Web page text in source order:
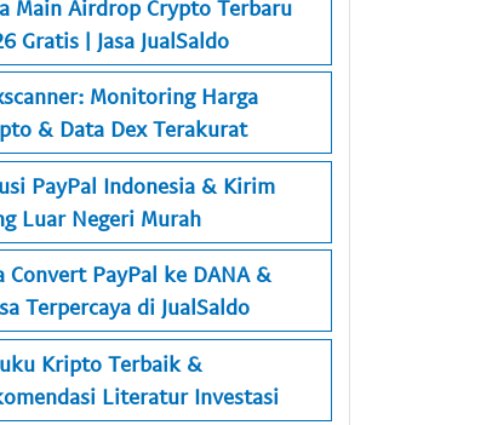
Main Airdrop Crypto Terbaru
Gratis | Jasa JualSaldo
Monitoring Harga
& Data Dex Terakurat
PayPal Indonesia & Kirim
Luar Negeri Murah
Convert PayPal ke DANA &
Terpercaya di JualSaldo
Kripto Terbaik &
Literatur Investasi